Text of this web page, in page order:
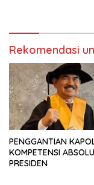
Rekomendasi
PENGGANTIAN
KOMPETENSI
PRESIDEN